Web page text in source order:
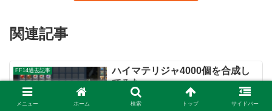
関連記事
FF14過去記事
ハイマテリジャ4000個を合成し
てみた
自分が持っていた分とマーケットから買
い占めた4000個のマテリアを合成してみ
メニュー ホーム 検索 トップ サイドバー